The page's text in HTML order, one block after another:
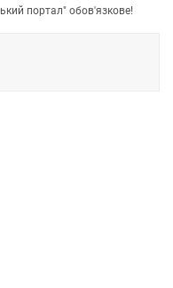
портал" обов'язкове!